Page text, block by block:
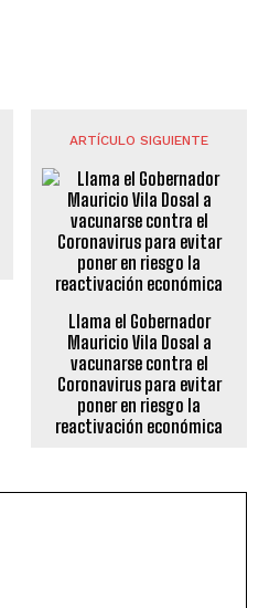
ARTÍCULO SIGUIENTE
Llama el Gobernador
Mauricio Vila Dosal a
vacunarse contra el
Coronavirus para evitar
poner en riesgo la
reactivación económica